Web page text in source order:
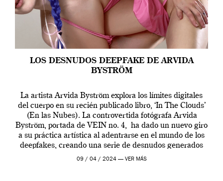
LOS DESNUDOS DEEPFAKE DE ARVIDA
BYSTRÖM
La artista Arvida Byström explora los límites digitales
del cuerpo en su recién publicado libro, ‘In The Clouds’
(En las Nubes). La controvertida fotógrafa Arvida
Byström, portada de VEIN no. 4, ha dado un nuevo giro
a su práctica artística al adentrarse en el mundo de los
deepfakes, creando una serie de desnudos generados
por […]
09 / 04 / 2024 — VER MÁS